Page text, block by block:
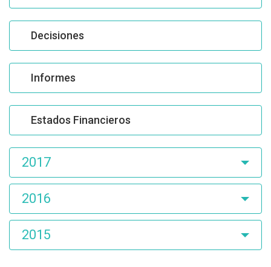
Decisiones
Informes
Estados Financieros
2017
2016
2015